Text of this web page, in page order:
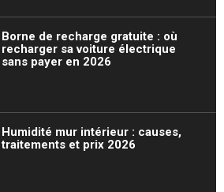
Borne de recharge gratuite : où
recharger sa voiture électrique
sans payer en 2026
Humidité mur intérieur : causes,
traitements et prix 2026